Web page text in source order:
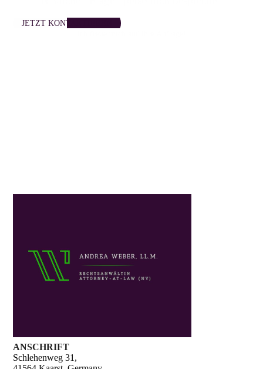
JETZT KONTAKTIEREN
ANSCHRIFT
Schlehenweg 31,